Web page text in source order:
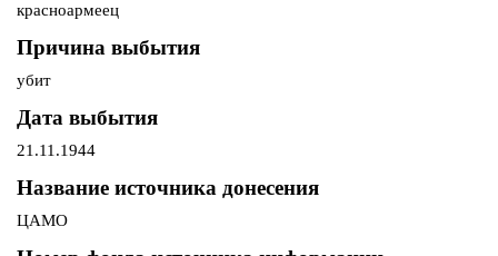
красноармеец
Причина выбытия
убит
Дата выбытия
21.11.1944
Название источника донесения
ЦАМО